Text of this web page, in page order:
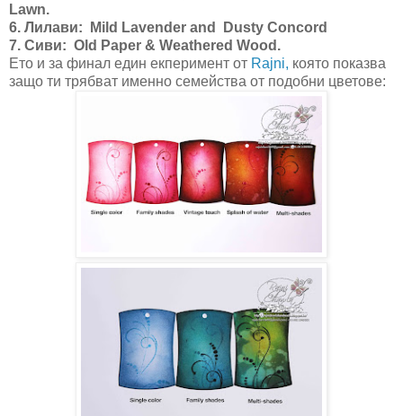
Lawn.
6. Лилави: Mild Lavender and Dusty Concord
7. Сиви: Old Paper & Weathered Wood.
Ето и за финал един екперимент от Rajni, която показва
защо ти трябват именно семейства от подобни цветове: